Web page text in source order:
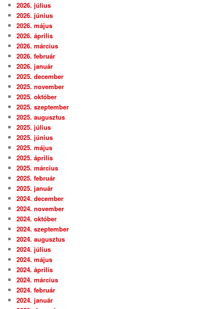
2026. július
2026. június
2026. május
2026. április
2026. március
2026. február
2026. január
2025. december
2025. november
2025. október
2025. szeptember
2025. augusztus
2025. július
2025. június
2025. május
2025. április
2025. március
2025. február
2025. január
2024. december
2024. november
2024. október
2024. szeptember
2024. augusztus
2024. július
2024. május
2024. április
2024. március
2024. február
2024. január